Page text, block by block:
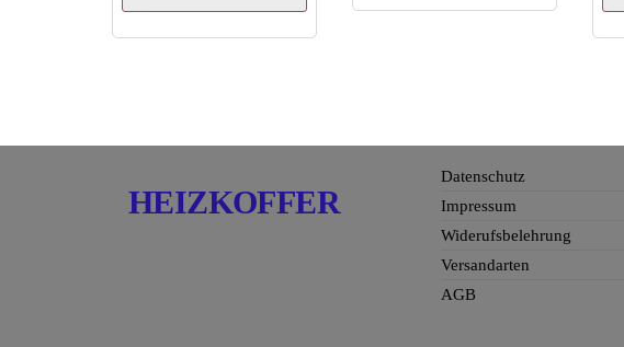
HEIZKOFFER
Datenschutz
Impressum
Widerufsbelehrung
Versandarten
AGB